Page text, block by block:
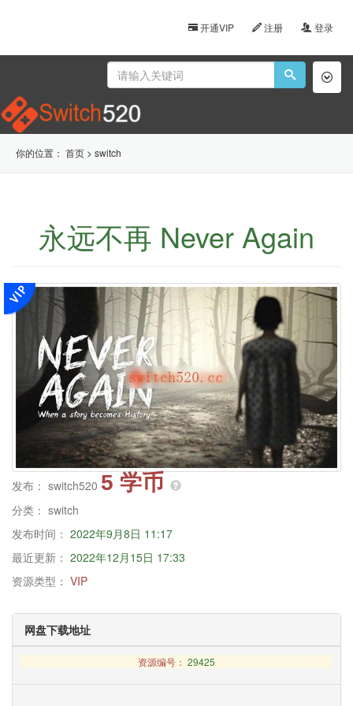
开通VIP 注册 登录
你的位置： 首页 > switch
永远不再 Never Again
发布： switch520 5 学币
分类： switch
发布时间： 2022年9月8日 11:17
最近更新： 2022年12月15日 17:33
资源类型： VIP
网盘下载地址
资源编号： 29425